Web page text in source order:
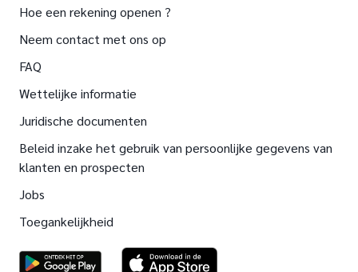
Hoe een rekening openen ?
Neem contact met ons op
FAQ
Wettelijke informatie
Juridische documenten
Beleid inzake het gebruik van persoonlijke gegevens van
klanten en prospecten
Jobs
Toegankelijkheid